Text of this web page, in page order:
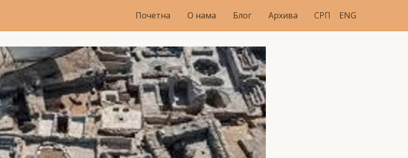
Почетна О нама Блог Архива СРП ENG